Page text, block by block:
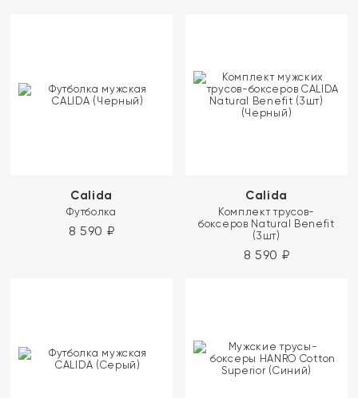
Calida
Футболка
8 590 ₽
Calida
Комплект трусов-
боксеров Natural Benefit
(3шт)
8 590 ₽